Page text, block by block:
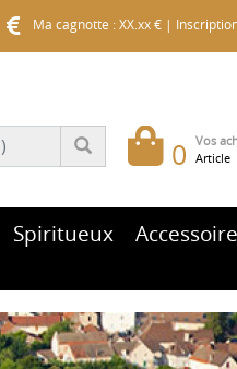
Ma cagnotte : XX.xx € |
0 Vos
Article
Spiritueux